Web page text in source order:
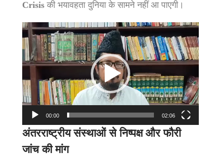
Crisis की भयावहता दुनिया के सामने नहीं आ पाएगी।
Video
Player
00:00 02:06
अंतरराष्ट्रीय संस्थाओं से निष्पक्ष और फौरी
जांच की मांग